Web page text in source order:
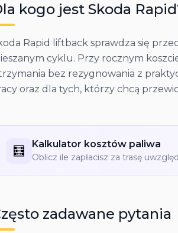
kogo jest Skoda Rapid
Rapid liftback sprawdza się
cyklu. Przy rocznym
bez rezygnowania z
oraz dla tych, którzy chcą
🧮 Kalkulator kosztów paliwa
Oblicz ile zapłacisz za trasę
zadawane pytania